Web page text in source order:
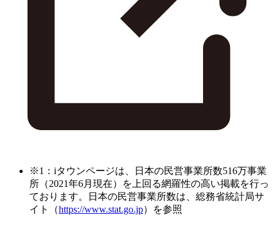
※1：iタウンページは、日本の民営事業所数516万事業
所（2021年6月現在）を上回る網羅性の高い掲載を行っ
ております。日本の民営事業所数は、総務省統計局サ
イト（https://www.stat.go.jp）を参照